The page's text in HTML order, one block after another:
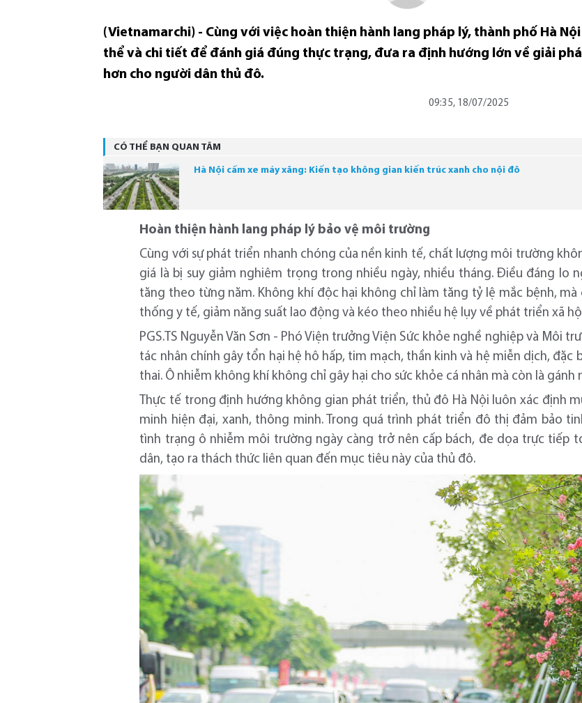
(Vietnamarchi) - Cùng với việc hoàn thiện hành lang pháp lý, thành phố Hà
thể và chi tiết để đánh giá đúng thực trạng, đưa ra định hướng lớn về giải
hơn cho người dân thủ đô.
09:35, 18/07/2025
CÓ THỂ BẠN QUAN TÂM
Hà Nội cấm xe máy xăng: Kiến tạo không gian kiến trúc xanh cho nội đô
Hoàn thiện hành lang pháp lý bảo vệ môi trường
Cùng với sự phát triển nhanh chóng của nền kinh tế, chất lượng môi trường
giá là bị suy giảm nghiêm trọng trong nhiều ngày, nhiều tháng. Điều đáng lo
tăng theo từng năm. Không khí độc hại không chỉ làm tăng tỷ lệ mắc bệnh,
thống y tế, giảm năng suất lao động và kéo theo nhiều hệ lụy về phát triển xã
PGS.TS Nguyễn Văn Sơn - Phó Viện trưởng Viện Sức khỏe nghề nghiệp và Môi
tác nhân chính gây tổn hại hệ hô hấp, tim mạch, thần kinh và hệ miễn dịch,
thai. Ô nhiễm không khí không chỉ gây hại cho sức khỏe cá nhân mà còn là gánh
Thực tế trong định hướng không gian phát triển, thủ đô Hà Nội luôn xác định
minh hiện đại, xanh, thông minh. Trong quá trình phát triển đô thị đảm bảo
tình trạng ô nhiễm môi trường ngày càng trở nên cấp bách, đe dọa trực tiếp
dân, tạo ra thách thức liên quan đến mục tiêu này của thủ đô.